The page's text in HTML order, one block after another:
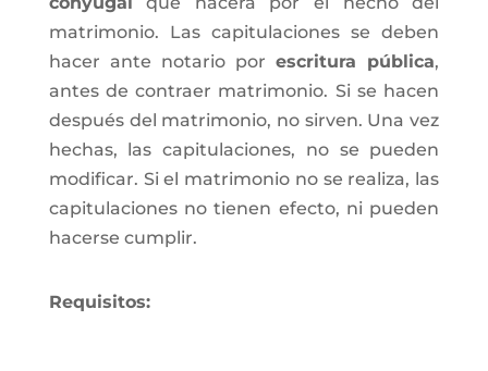
matrimonio. Las capitulaciones se deben
hacer ante notario porescritura pública,
antes de contraer matrimonio. Si se hacen
después del matrimonio, no sirven. Una vez
hechas, las capitulaciones, no se pueden
modificar. Si el matrimonio no se realiza, las
capitulaciones no tienen efecto, ni pueden
hacerse cumplir.
Requisitos: